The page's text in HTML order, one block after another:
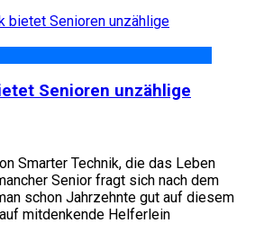
Senioren unzählige
Smarter Technik, die das Leben
Senior fragt sich nach dem
schon Jahrzehnte gut auf diesem
mitdenkende Helferlein